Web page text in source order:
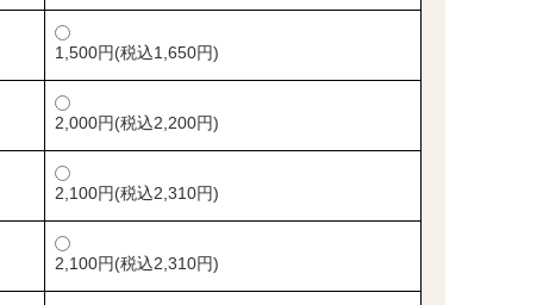
1,500円(税込1,650円)
2,000円(税込2,200円)
2,100円(税込2,310円)
2,100円(税込2,310円)